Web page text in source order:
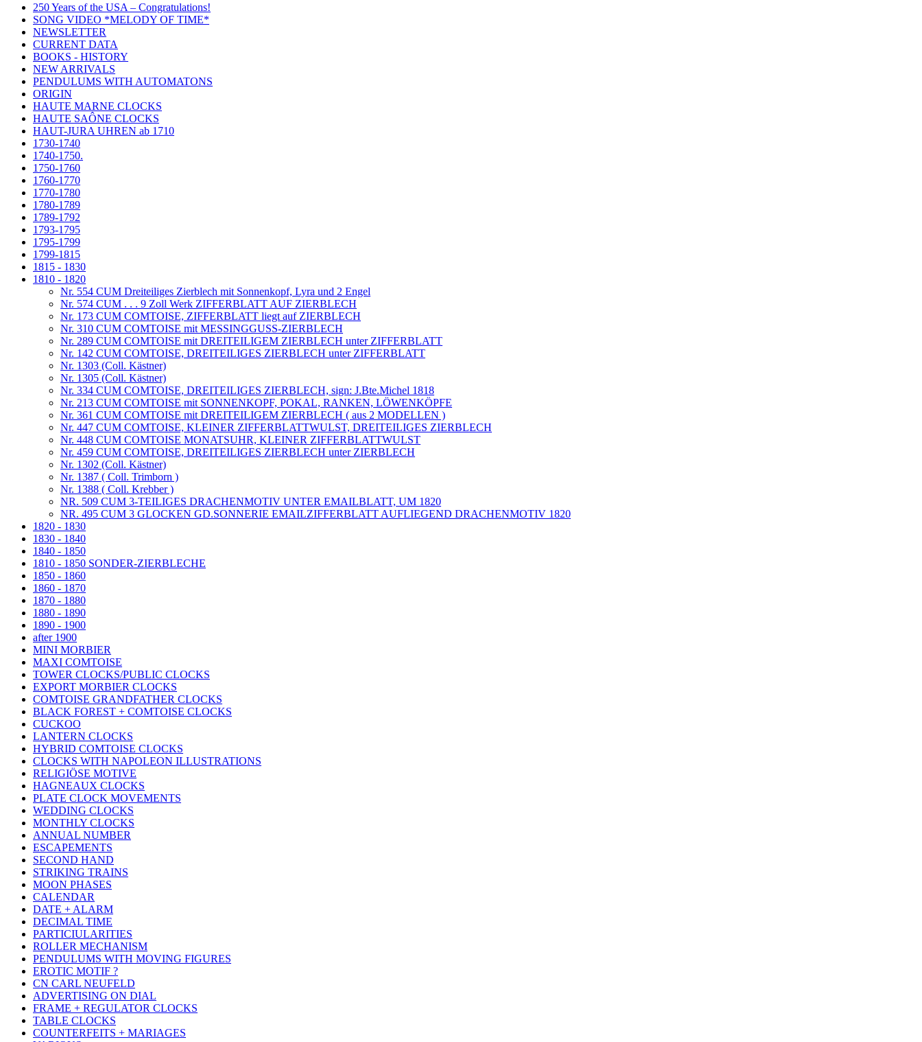
250 Years of the USA – Congratulations!
SONG VIDEO *MELODY OF TIME*
NEWSLETTER
CURRENT DATA
BOOKS - HISTORY
NEW ARRIVALS
PENDULUMS WITH AUTOMATONS
ORIGIN
HAUTE MARNE CLOCKS
HAUTE SAÔNE CLOCKS
HAUT-JURA UHREN ab 1710
1730-1740
1740-1750.
1750-1760
1760-1770
1770-1780
1780-1789
1789-1792
1793-1795
1795-1799
1799-1815
1815 - 1830
1810 - 1820
Nr. 554 CUM Dreiteiliges Zierblech mit Sonnenkopf, Lyra und 2 Engel
Nr. 574 CUM . . . 9 Zoll Werk ZIFFERBLATT AUF ZIERBLECH
Nr. 173 CUM COMTOISE, ZIFFERBLATT liegt auf ZIERBLECH
Nr. 310 CUM COMTOISE mit MESSINGGUSS-ZIERBLECH
Nr. 289 CUM COMTOISE mit DREITEILIGEM ZIERBLECH unter ZIFFERBLATT
Nr. 142 CUM COMTOISE, DREITEILIGES ZIERBLECH unter ZIFFERBLATT
Nr. 1303 (Coll. Kästner)
Nr. 1305 (Coll. Kästner)
Nr. 334 CUM COMTOISE, DREITEILIGES ZIERBLECH, sign: J.Bte.Michel 1818
Nr. 213 CUM COMTOISE mit SONNENKOPF, POKAL, RANKEN, LÖWENKÖPFE
Nr. 361 CUM COMTOISE mit DREITEILIGEM ZIERBLECH ( aus 2 MODELLEN )
Nr. 447 CUM COMTOISE, KLEINER ZIFFERBLATTWULST, DREITEILIGES ZIERBLECH
Nr. 448 CUM COMTOISE MONATSUHR, KLEINER ZIFFERBLATTWULST
Nr. 459 CUM COMTOISE, DREITEILIGES ZIERBLECH unter ZIERBLECH
Nr. 1302 (Coll. Kästner)
Nr. 1387 ( Coll. Trimborn )
Nr. 1388 ( Coll. Krebber )
NR. 509 CUM 3-TEILIGES DRACHENMOTIV UNTER EMAILBLATT, UM 1820
NR. 495 CUM 3 GLOCKEN GD.SONNERIE EMAILZIFFERBLATT AUFLIEGEND DRACHENMOTIV 1820
1820 - 1830
1830 - 1840
1840 - 1850
1810 - 1850 SONDER-ZIERBLECHE
1850 - 1860
1860 - 1870
1870 - 1880
1880 - 1890
1890 - 1900
after 1900
MINI MORBIER
MAXI COMTOISE
TOWER CLOCKS/PUBLIC CLOCKS
EXPORT MORBIER CLOCKS
COMTOISE GRANDFATHER CLOCKS
BLACK FOREST + COMTOISE CLOCKS
CUCKOO
LANTERN CLOCKS
HYBRID COMTOISE CLOCKS
CLOCKS WITH NAPOLEON ILLUSTRATIONS
RELIGIÖSE MOTIVE
HAGNEAUX CLOCKS
PLATE CLOCK MOVEMENTS
WEDDING CLOCKS
MONTHLY CLOCKS
ANNUAL NUMBER
ESCAPEMENTS
SECOND HAND
STRIKING TRAINS
MOON PHASES
CALENDAR
DATE + ALARM
DECIMAL TIME
PARTICIULARITIES
ROLLER MECHANISM
PENDULUMS WITH MOVING FIGURES
EROTIC MOTIF ?
CN CARL NEUFELD
ADVERTISING ON DIAL
FRAME + REGULATOR CLOCKS
TABLE CLOCKS
COUNTERFEITS + MARIAGES